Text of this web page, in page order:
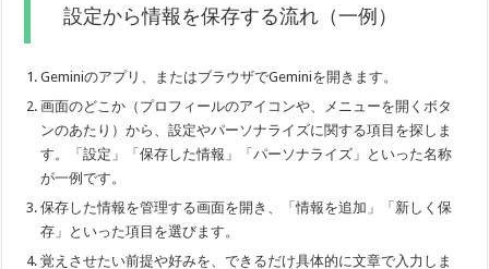
設定から情報を保存する流れ（一例）
Geminiのアプリ、またはブラウザでGeminiを開きます。
画面のどこか（プロフィールのアイコンや、メニューを開くボタ
ンのあたり）から、設定やパーソナライズに関する項目を探しま
す。「設定」「保存した情報」「パーソナライズ」といった名称
が一例です。
保存した情報を管理する画面を開き、「情報を追加」「新しく保
存」といった項目を選びます。
覚えさせたい前提や好みを、できるだけ具体的に文章で入力しま